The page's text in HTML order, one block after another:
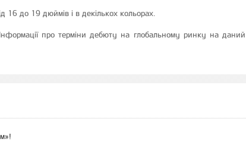
16 до 19 дюймів і в декількох кольорах.
про терміни дебюту на глобальному ринку на даний